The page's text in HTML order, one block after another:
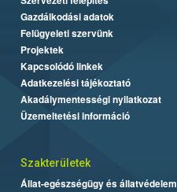
Gazdálkodási adatok
Felügyeleti szervünk
Projektek
Kapcsolódó linkek
Adatkezelési tájékoztató
Akadálymentességi nyilatkozat
Üzemeltetési információ
Szakterületek
Állat-egészségügy és állatvédelem